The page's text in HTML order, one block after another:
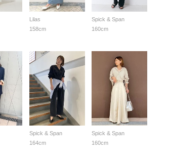
Lilas
158cm
Spick & Span
160cm
Spick & Span
164cm
Spick & Span
160cm